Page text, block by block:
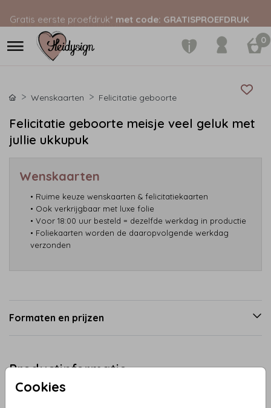
Gratis eerste proefdruk* met code: GRATISPROEFDRUK
0
Cookies
Wenskaarten Felicitatie geboorte
Felicitatie geboorte meisje veel geluk met
jullie ukkupuk
Wenskaarten
• Ruime keuze wenskaarten & felicitatiekaarten
• Ook verkrijgbaar met luxe folie
• Voor 18:00 uur besteld = dezelfde werkdag in productie
• Foliekaarten worden de daaropvolgende werkdag
verzonden
Formaten en prijzen
Productinformatie